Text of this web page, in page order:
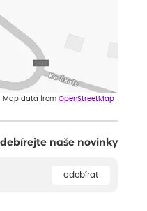
Map data from OpenStreetMap
naše novinky
odebírat